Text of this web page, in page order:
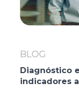
BLOG
Diagnóstico
indicadores